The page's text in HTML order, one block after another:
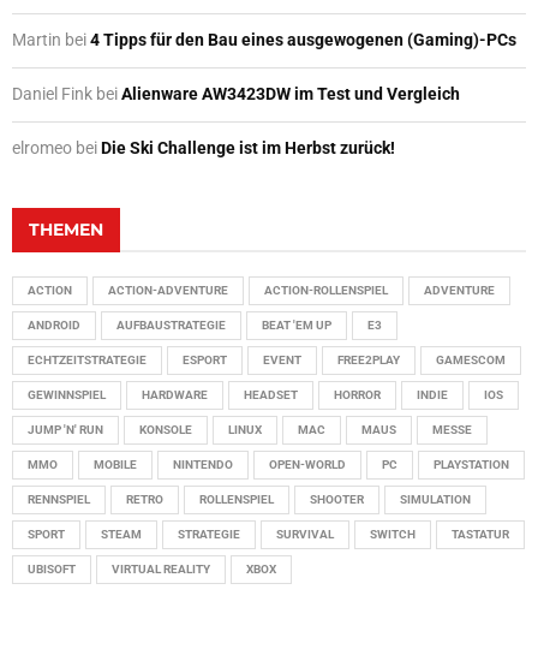
Martin bei4 Tipps für den Bau eines ausgewogenen (Gaming)-PCs
Daniel Fink beiAlienware AW3423DW im Test und Vergleich
elromeo beiDie Ski Challenge ist im Herbst zurück!
THEMEN
ACTION ACTION-ADVENTURE ACTION-ROLLENSPIEL ADVENTURE
ANDROID AUFBAUSTRATEGIE BEAT 'EM UP E3
ECHTZEITSTRATEGIE ESPORT EVENT FREE2PLAY GAMESCOM
GEWINNSPIEL HARDWARE HEADSET HORROR INDIE IOS
JUMP 'N' RUN KONSOLE LINUX MAC MAUS MESSE
MMO MOBILE NINTENDO OPEN-WORLD PC PLAYSTATION
RENNSPIEL RETRO ROLLENSPIEL SHOOTER SIMULATION
SPORT STEAM STRATEGIE SURVIVAL SWITCH TASTATUR
UBISOFT VIRTUAL REALITY XBOX